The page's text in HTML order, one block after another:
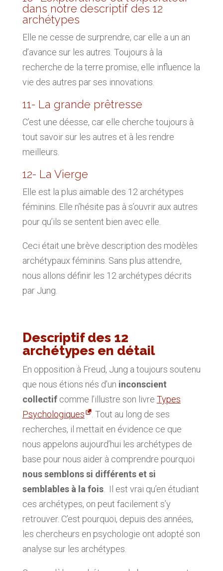
dans notre descriptif des 12
archétypes
Elle ne cesse de surprendre, car elle a un an
d’avance sur les autres. Toujours à la
recherche de la terre promise, elle influence la
vie des autres par ses innovations.
11- La grande prêtresse
C’est une déesse, car elle cherche toujours à
tout savoir sur les autres et à les rendre
meilleurs.
12- La Vierge
Elle est la plus aimable des 12 archétypes
féminins. Elle n’hésite pas à s’ouvrir aux autres
pour qu’ils se sentent bien avec elle.
Ceci était une brève description des modèles
archétypaux féminins. Sans plus attendre,
nous allons définir les 12 archétypes décrits
par Jung.
Descriptif des 12
archétypes en détail
En opposition à Freud, Jung a toujours soutenu
que nous étions nés d’un inconscient
collectifcomme l’illustre son livre Types
Psychologiques
. Tout au long de ses
recherches, il mettait en évidence ce que
nous appelons aujourd’hui les archétypes de
base pour nous aider à comprendre pourquoi
nous semblons si différents et si
semblables à la fois. Il est vrai qu’en étudiant
ces archétypes, on peut facilement s’y
retrouver. C’est pourquoi, depuis des années,
les chercheurs en psychologie ont adopté son
analyse sur les archétypes.